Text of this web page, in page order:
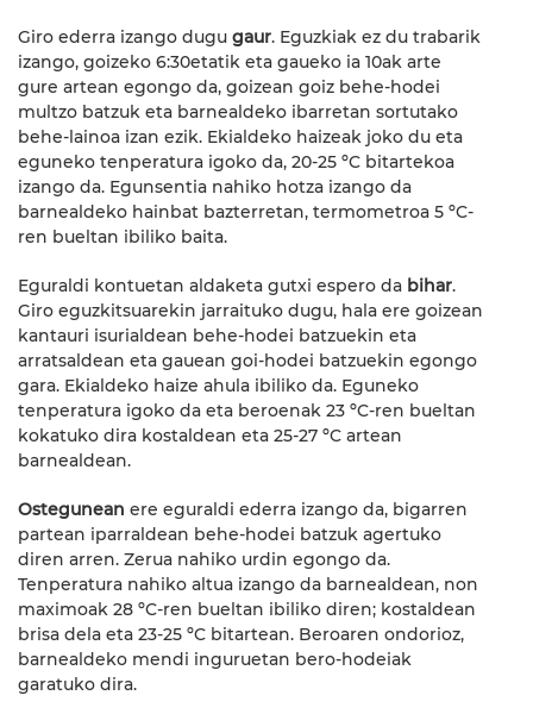
Giro ederra izango dugu gaur. Eguzkiak ez du trabarik
izango, goizeko 6:30etatik eta gaueko ia 10ak arte
gure artean egongo da, goizean goiz behe-hodei
multzo batzuk eta barnealdeko ibarretan sortutako
behe-lainoa izan ezik. Ekialdeko haizeak joko du eta
eguneko tenperatura igoko da, 20-25 ºC bitartekoa
izango da. Egunsentia nahiko hotza izango da
barnealdeko hainbat bazterretan, termometroa 5 ºC-
ren bueltan ibiliko baita.
Eguraldi kontuetan aldaketa gutxi espero da bihar.
Giro eguzkitsuarekin jarraituko dugu, hala ere goizean
kantauri isurialdean behe-hodei batzuekin eta
arratsaldean eta gauean goi-hodei batzuekin egongo
gara. Ekialdeko haize ahula ibiliko da. Eguneko
tenperatura igoko da eta beroenak 23 ºC-ren bueltan
kokatuko dira kostaldean eta 25-27 ºC artean
barnealdean.
Ostegunean ere eguraldi ederra izango da, bigarren
partean iparraldean behe-hodei batzuk agertuko
diren arren. Zerua nahiko urdin egongo da.
Tenperatura nahiko altua izango da barnealdean, non
maximoak 28 ºC-ren bueltan ibiliko diren; kostaldean
brisa dela eta 23-25 ºC bitartean. Beroaren ondorioz,
barnealdeko mendi inguruetan bero-hodeiak
garatuko dira.